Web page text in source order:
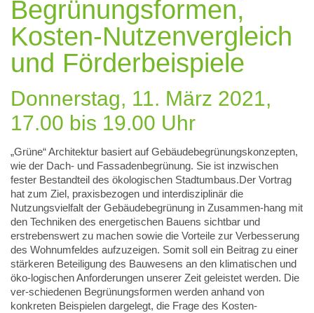
Begrünungsformen,
Kosten-Nutzenvergleich
und Förderbeispiele
Donnerstag, 11. März 2021,
17.00 bis 19.00 Uhr
„Grüne“ Architektur basiert auf Gebäudebegrünungskonzepten,
wie der Dach- und Fassadenbegrünung. Sie ist inzwischen
fester Bestandteil des ökologischen Stadtumbaus.Der Vortrag
hat zum Ziel, praxisbezogen und interdisziplinär die
Nutzungsvielfalt der Gebäudebegrünung in Zusammen-hang mit
den Techniken des energetischen Bauens sichtbar und
erstrebenswert zu machen sowie die Vorteile zur Verbesserung
des Wohnumfeldes aufzuzeigen. Somit soll ein Beitrag zu einer
stärkeren Beteiligung des Bauwesens an den klimatischen und
öko-logischen Anforderungen unserer Zeit geleistet werden. Die
ver-schiedenen Begrünungsformen werden anhand von
konkreten Beispielen dargelegt, die Frage des Kosten-